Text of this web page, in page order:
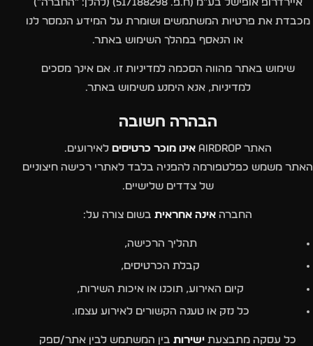
איירדרופ אופישל בע״מ (ח.פ. 517188298) (להלן: "החברה")
מכבדת את פרטיות המשתמשים ושומרת על המידע הנמסר לנו
או הנאסף במהלך השימוש באתר.
שימוש באתר מהווה הסכמה למדיניות זו. אם אינך מסכים
למדיניות, אנא הימנע משימוש באתר.
הבהרה חשובה
האתר Airdrop אינו מוכר כרטיסים לאירועים.
האתר משמש כפלטפורמה להפניה בלבד לאתרי רכישה חיצוניים
של צדדים שלישיים.
החברה אינה אחראית בשום צורה על:
תהליך הרכישה,
קבלת הכרטיסים,
קיום האירוע, תוכנו או איכות השירות,
כל נזק או טענה הקשורים לאירוע עצמו.
כל עסקה מתבצעת ישירות בין המשתמש לבין אתר/ספק